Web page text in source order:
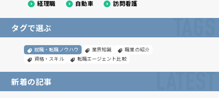
経理職
自動車 訪問看護
タグで選ぶ TAGS
就職・転職ノウハウ 業界知識
職業の紹介
資格・スキル
転職エージェント比較
新着の記事 LATEST